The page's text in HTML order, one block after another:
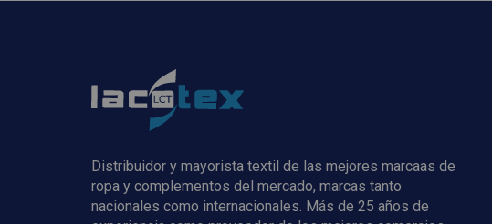
Distribuidor y mayorista textil de las mejores marcaas de
ropa y complementos del mercado, marcas tanto
nacionales como internacionales. Más de 25 años de